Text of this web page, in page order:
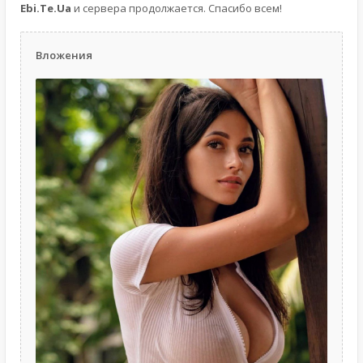
Ebi.Te.Ua и сервера продолжается. Спасибо всем!
Вложения